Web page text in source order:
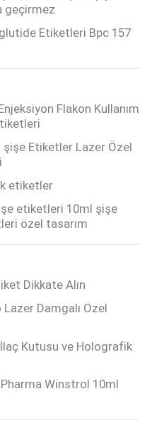
geçirmez
Etiketleri Bpc 157
Flakon Kullanım
Etiketler Lazer Özel
etiketler
etiketleri 10ml şişe
özel tasarım
Dikkate Alın
Damgalı Özel
Kutusu ve Holografik
Pharma Winstrol 10ml